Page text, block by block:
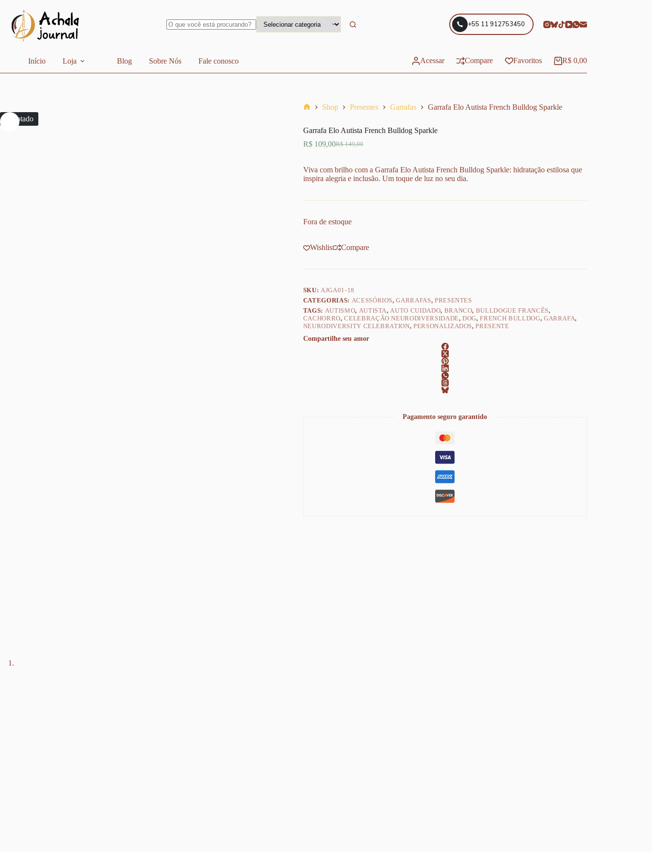
conteúdo
+55 11 912753450
Início Loja Blog Sobre Nós Fale conosco Acessar Compare Favoritos Carrinho
R$0,00
Esgotado
Shop Presentes Garrafas Garrafa Elo Autista French Bulldog Sparkle
Garrafa Elo Autista French Bulldog Sparkle
R$149,00
O
original
era:
R$ 149,00.
R$109,00O
atual
é:
R$ 109,00.
Viva com brilho com a Garrafa Elo Autista French Bulldog Sparkle: hidratação estilosa que
inspira alegria e inclusão. Um toque de luz no seu dia.
Fora de estoque
Wishlist Compare
SKU:AJGA01-18
CATEGORIAS: ACESSÓRIOS,GARRAFAS, PRESENTES
TAGS: AUTISMO, AUTISTA,AUTO CUIDADO, BRANCO, BULLDOGUE FRANCÊS,
CACHORRO,CELEBRAÇÃO NEURODIVERSIDADE,DOG,FRENCH BULLDOG, GARRAFA,
NEURODIVERSITY CELEBRATION,PERSONALIZADOS,PRESENTE
Compartilhe seu amor
Pagamento seguro garantido